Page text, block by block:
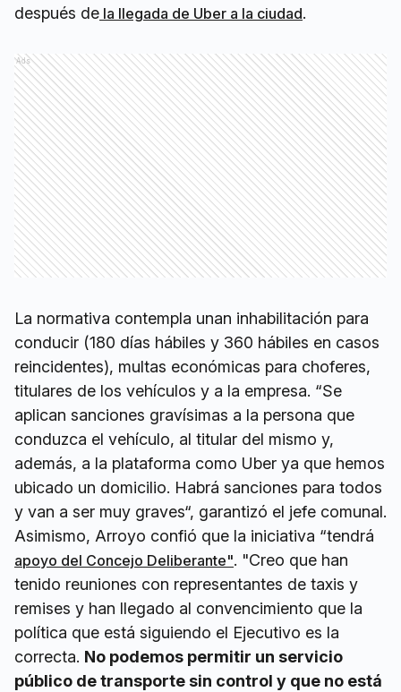
después de la llegada de Uber a la ciudad.
Ads
La normativa contempla unan inhabilitación para
conducir (180 días hábiles y 360 hábiles en casos
reincidentes), multas económicas para choferes,
titulares de los vehículos y a la empresa. “Se
aplican sanciones gravísimas a la persona que
conduzca el vehículo, al titular del mismo y,
además, a la plataforma como Uber ya que hemos
ubicado un domicilio. Habrá sanciones para todos
y van a ser muy graves“, garantizó el jefe comunal.
Asimismo, Arroyo confió que la iniciativa “tendrá
apoyo del Concejo Deliberante". "Creo que han
tenido reuniones con representantes de taxis y
remises y han llegado al convencimiento que la
política que está siguiendo el Ejecutivo es la
correcta. No podemos permitir un servicio
público de transporte sin control y que no está